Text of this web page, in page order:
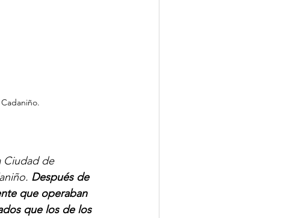
Ciudad de
Después de
que operaban
que los de los